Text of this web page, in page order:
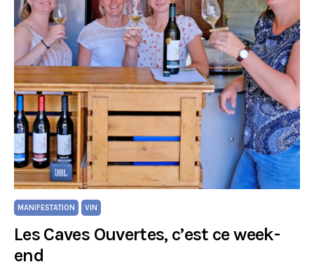
MANIFESTATION VIN
Les Caves Ouvertes, c’est ce week-
end